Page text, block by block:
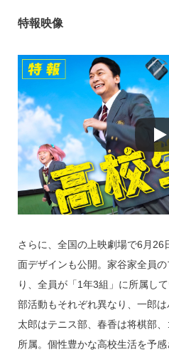
特報映像
さらに、全国の上映劇場で6月26
面デザインも公開。家谷家全員
り、全員が「1年3組」に所属し
部活動もそれぞれ異なり、一郎
太郎はテニス部、春香は将棋部
所属。個性豊かな高校生活を予感